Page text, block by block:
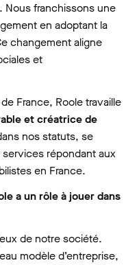
Nous franchissons une
en adoptant la
changement aligne
et
France, Roole travaille
et créatrice de
nos statuts, se
répondant aux
en France.
a un rôle à jouer dans
de notre société.
modèle d’entreprise,